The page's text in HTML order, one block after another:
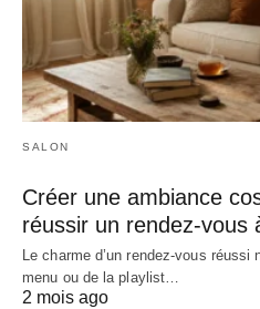
SALON
Créer une ambiance
réussir un rendez-vous
Le charme d’un rendez-vous réussi
menu ou de la playlist…
2 mois ago